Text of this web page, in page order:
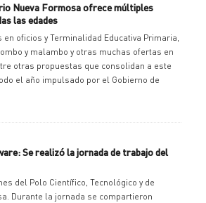
Nueva Formosa ofrece múltiples
las edades
en oficios y Terminalidad Educativa Primaria,
y malambo y otras muchas ofertas en
otras propuestas que consolidan a este
el año impulsado por el Gobierno de
Se realizó la jornada de trabajo del
del Polo Científico, Tecnológico y de
Durante la jornada se compartieron